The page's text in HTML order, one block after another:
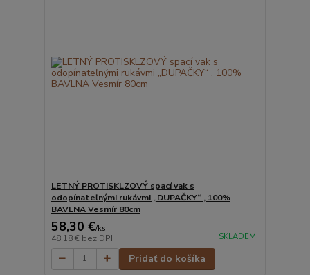
LETNÝ PROTISKLZOVÝ spací vak s
odopínateľnými rukávmi „DUPAČKY“ , 100%
BAVLNA Vesmír 80cm
58,30 €/ks
48,18 € bez DPH SKLADEM
Pridať do košíka